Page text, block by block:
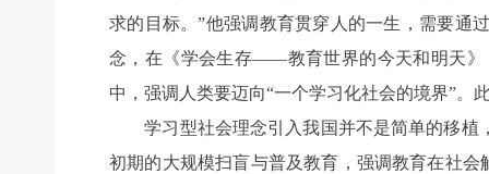
求的目标。”他强调教育贯穿人的一生，需要通
念，在《学会生存——教育世界的今天和明天》（
中，强调人类要迈向“一个学习化社会的境界”。
学习型社会理念引入我国并不是简单的移植
初期的大规模扫盲与普及教育，强调教育在社